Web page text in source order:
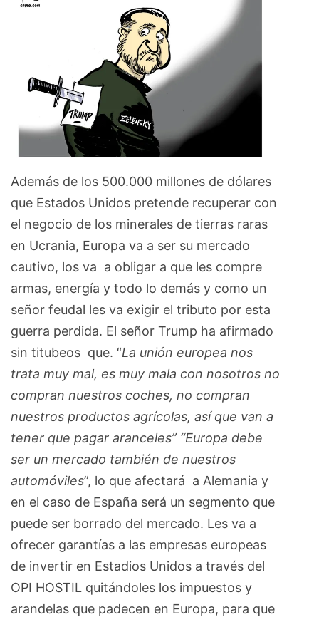
Además de los 500.000 millones de dólares
que Estados Unidos pretende recuperar con
el negocio de los minerales de tierras raras
en Ucrania, Europa va a ser su mercado
cautivo, los va a obligar a que les compre
armas, energía y todo lo demás y como un
señor feudal les va exigir el tributo por esta
guerra perdida. El señor Trump ha afirmado
sin titubeos que. “La unión europea nos
trata muy mal, es muy mala con nosotros no
compran nuestros coches, no compran
nuestros productos agrícolas, así que van a
tener que pagar aranceles” “Europa debe
ser un mercado también de nuestros
automóviles”, lo que afectará a Alemania y
en el caso de España será un segmento que
puede ser borrado del mercado. Les va a
ofrecer garantías a las empresas europeas
de invertir en Estadios Unidos a través del
OPI HOSTIL quitándoles los impuestos y
arandelas que padecen en Europa, para que